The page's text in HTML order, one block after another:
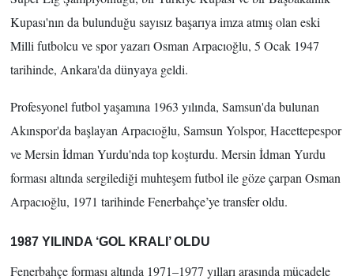
Kupası'nın da bulunduğu sayısız başarıya imza atmış olan eski
Milli futbolcu ve spor yazarı Osman Arpacıoğlu, 5 Ocak 1947
tarihinde, Ankara'da dünyaya geldi.
Profesyonel futbol yaşamına 1963 yılında, Samsun'da bulunan
Akınspor'da başlayan Arpacıoğlu, Samsun Yolspor, Hacettepespor
ve Mersin İdman Yurdu'nda top koşturdu. Mersin İdman Yurdu
forması altında sergilediği muhteşem futbol ile göze çarpan Osman
Arpacıoğlu, 1971 tarihinde Fenerbahçe’ye transfer oldu.
1987 YILINDA ‘GOL KRALI’ OLDU
Fenerbahçe forması altında 1971–1977 yılları arasında mücadele